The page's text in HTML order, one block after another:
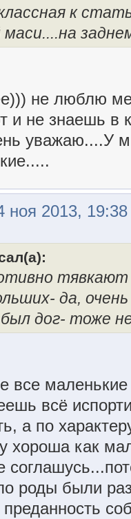
к
не люблю
и не знаешь в
уважаю....У
ноя 2013, 19:38
да,
дог- тоже
все
всё
а по
хороша как
роды были